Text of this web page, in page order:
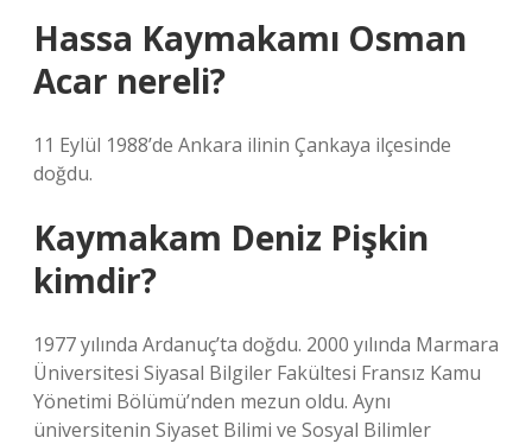
Hassa Kaymakamı Osman
Acar nereli?
11 Eylül 1988’de Ankara ilinin Çankaya ilçesinde
doğdu.
Kaymakam Deniz Pişkin
kimdir?
1977 yılında Ardanuç’ta doğdu. 2000 yılında Marmara
Üniversitesi Siyasal Bilgiler Fakültesi Fransız Kamu
Yönetimi Bölümü’nden mezun oldu. Aynı
üniversitenin Siyaset Bilimi ve Sosyal Bilimler